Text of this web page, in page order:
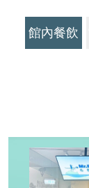
館內餐飲